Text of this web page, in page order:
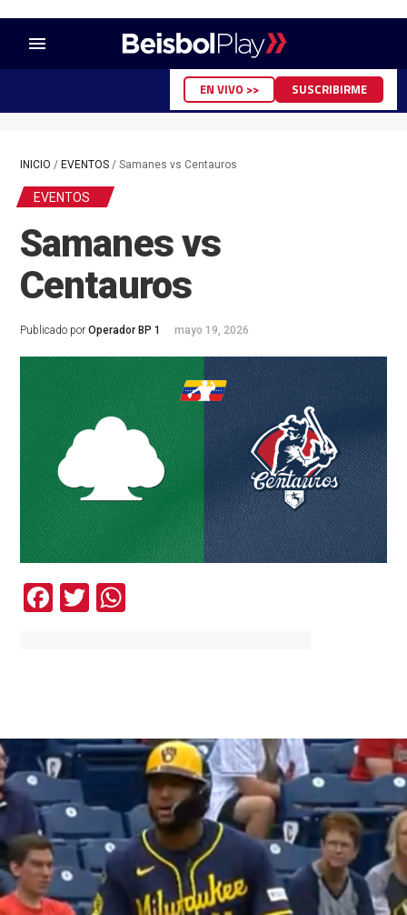
menu
EN VIVO >> SUSCRIBIRME
INICIO / EVENTOS/ Samanes vs Centauros
EVENTOS
Samanes vs
Centauros
Publicado por Operador BP 1 mayo 19, 2026
Facebook
TwitterWhatsApp